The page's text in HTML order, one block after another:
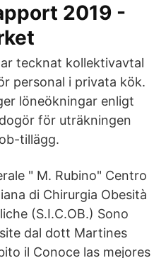
2019 -
tecknat kollektivavtal
personal i privata kök.
löneökningar enligt
för uträkningen
tillägg.
" M. Rubino" Centro
di Chirurgia Obesità
(S.I.C.OB.) Sono
dal dott Martines
il Conoce las mejores